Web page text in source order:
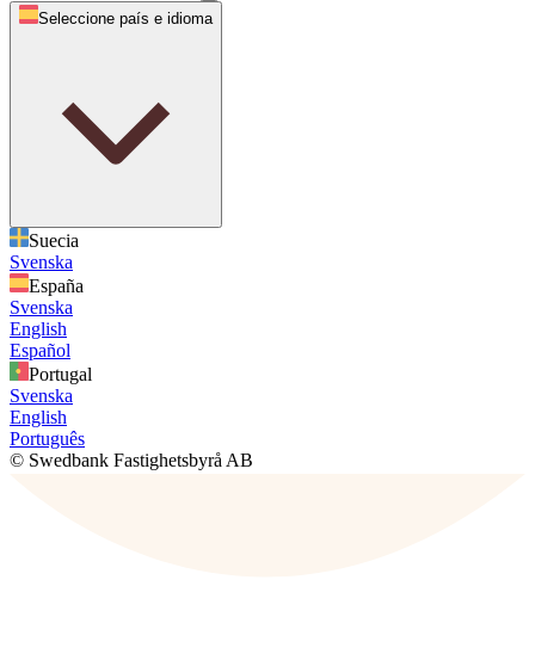
Seleccione país e idioma
Suecia
Svenska
España
Svenska
English
Español
Portugal
Svenska
English
Português
© Swedbank Fastighetsbyrå AB